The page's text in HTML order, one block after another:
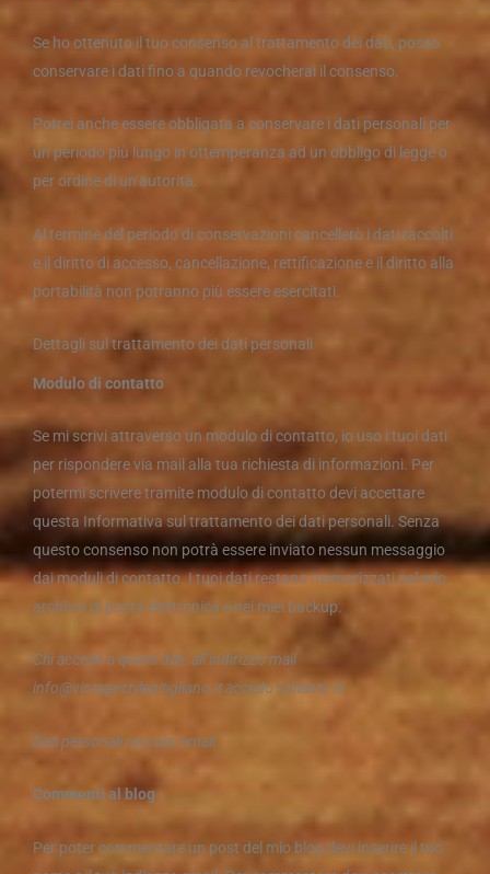
Se ho ottenuto il tuo consenso al trattamento dei dati, posso
conservare i dati fino a quando revocherai il consenso.
Potrei anche essere obbligata a conservare i dati personali per
un periodo più lungo in ottemperanza ad un obbligo di legge o
per ordine di un’autorità.
Al termine del periodo di conservazioni cancellerò i dati raccolti
e il diritto di accesso, cancellazione, rettificazione e il diritto alla
portabilità non potranno più essere esercitati.
Dettagli sul trattamento dei dati personali
Modulo di contatto
Se mi scrivi attraverso un modulo di contatto, io uso i tuoi dati
per rispondere via mail alla tua richiesta di informazioni. Per
potermi scrivere tramite modulo di contatto devi accettare
questa Informativa sul trattamento dei dati personali. Senza
questo consenso non potrà essere inviato nessun messaggio
dai moduli di contatto. I tuoi dati restano memorizzati nel mio
archivio di posta elettronica e nei miei backup.
Chi accede a questi dati: all’indirizzo mail
info@vintagestylepitigliano.itaccedo soltanto io
Dati personali raccolti: email.
Commenti al blog
Per poter commentare un post del mio blog devi inserire il tuo